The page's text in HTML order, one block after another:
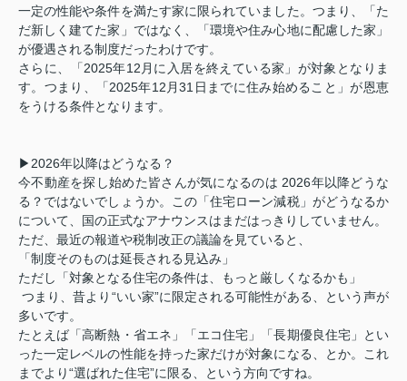
一定の性能や条件を満たす家に限られていました。つまり、「た
だ新しく建てた家」ではなく、「環境や住み心地に配慮した家」
が優遇される制度だったわけです。
さらに、「2025年12月に入居を終えている家」が対象となりま
す。つまり、「2025年12月31日までに住み始めること」が恩恵
をうける条件となります。
▶2026年以降はどうなる？
今不動産を探し始めた皆さんが気になるのは 2026年以降どうな
る？ではないでしょうか。この「住宅ローン減税」がどうなるか
について、国の正式なアナウンスはまだはっきりしていません。
ただ、最近の報道や税制改正の議論を見ていると、
「制度そのものは延長される見込み」
ただし「対象となる住宅の条件は、もっと厳しくなるかも」
つまり、昔より“いい家”に限定される可能性がある、という声が
多いです。
たとえば「高断熱・省エネ」「エコ住宅」「長期優良住宅」とい
った一定レベルの性能を持った家だけが対象になる、とか。これ
までより“選ばれた住宅”に限る、という方向ですね。